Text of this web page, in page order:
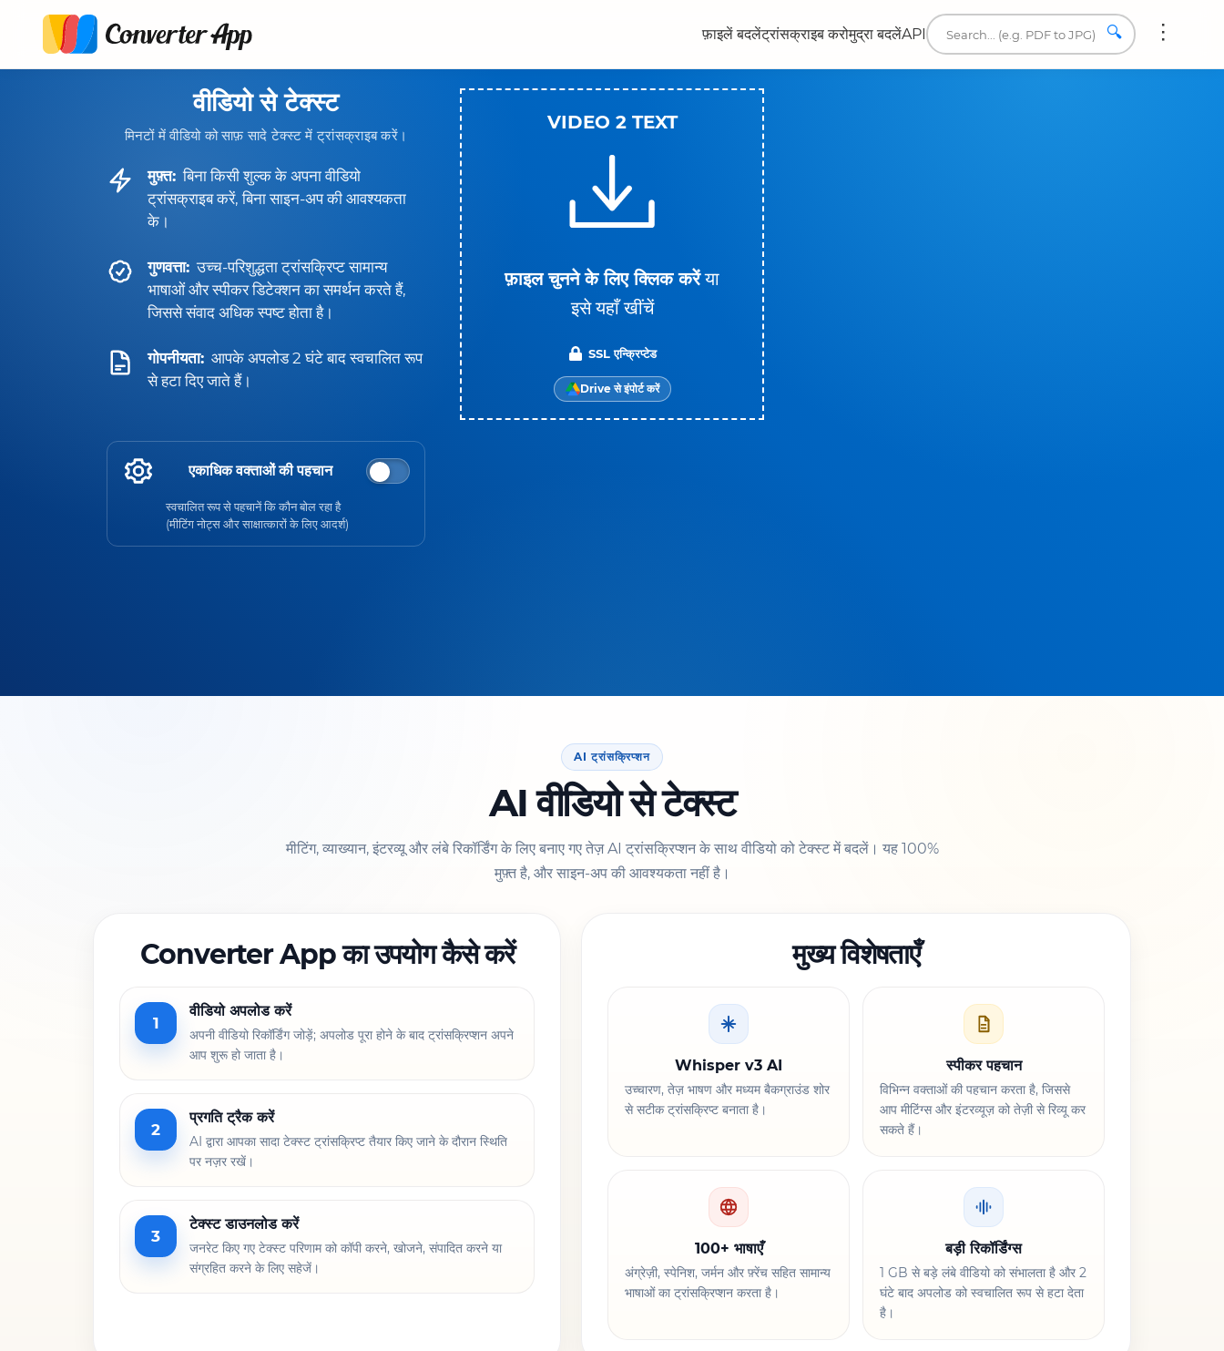
फ़ाइलें बदलेंट्रांसक्राइब करोमुद्रा बदलेंAPI 🔍
वीडियो से टेक्स्ट
मिनटों में वीडियो को साफ़ सादे टेक्स्ट में ट्रांसक्राइब करें।
मुफ़्त: बिना किसी शुल्क के अपना वीडियो
ट्रांसक्राइब करें, बिना साइन-अप की आवश्यकता
के।
गुणवत्ता: उच्च-परिशुद्धता ट्रांसक्रिप्ट सामान्य
भाषाओं और स्पीकर डिटेक्शन का समर्थन करते हैं,
जिससे संवाद अधिक स्पष्ट होता है।
गोपनीयता: आपके अपलोड 2 घंटे बाद स्वचालित रूप
से हटा दिए जाते हैं।
एकाधिक वक्ताओं की पहचान
स्वचालित रूप से पहचानें कि कौन बोल रहा है
(मीटिंग नोट्स और साक्षात्कारों के लिए आदर्श)
VIDEO 2 TEXT
फ़ाइल चुनने के लिए क्लिक करें या
इसे यहाँ खींचें
SSL एन्क्रिप्टेड
Drive से इंपोर्ट करें
AI ट्रांसक्रिप्शन
AI वीडियो से टेक्स्ट
मीटिंग, व्याख्यान, इंटरव्यू और लंबे रिकॉर्डिंग के लिए बनाए गए तेज़ AI ट्रांसक्रिप्शन के साथ वीडियो को टेक्स्ट में बदलें। यह 100%
मुफ़्त है, और साइन-अप की आवश्यकता नहीं है।
Converter App का उपयोग कैसे करें
1
वीडियो अपलोड करें
अपनी वीडियो रिकॉर्डिंग जोड़ें; अपलोड पूरा होने के बाद ट्रांसक्रिप्शन अपने
आप शुरू हो जाता है।
2
प्रगति ट्रैक करें
AI द्वारा आपका सादा टेक्स्ट ट्रांसक्रिप्ट तैयार किए जाने के दौरान स्थिति
पर नज़र रखें।
3
टेक्स्ट डाउनलोड करें
जनरेट किए गए टेक्स्ट परिणाम को कॉपी करने, खोजने, संपादित करने या
संग्रहित करने के लिए सहेजें।
मुख्य विशेषताएँ
Whisper v3 AI
उच्चारण, तेज़ भाषण और मध्यम बैकग्राउंड शोर
से सटीक ट्रांसक्रिप्ट बनाता है।
स्पीकर पहचान
विभिन्न वक्ताओं की पहचान करता है, जिससे
आप मीटिंग्स और इंटरव्यूज़ को तेज़ी से रिव्यू कर
सकते हैं।
100+ भाषाएँ
अंग्रेज़ी, स्पेनिश, जर्मन और फ़्रेंच सहित सामान्य
भाषाओं का ट्रांसक्रिप्शन करता है।
बड़ी रिकॉर्डिंग्स
1 GB से बड़े लंबे वीडियो को संभालता है और 2
घंटे बाद अपलोड को स्वचालित रूप से हटा देता
है।